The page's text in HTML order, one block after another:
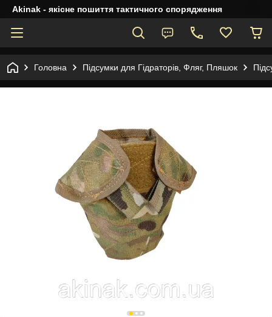
Akinak - якісне пошиття тактичного спорядження
Головна Підсумки для Гідраторів, Фляг, Пляшок